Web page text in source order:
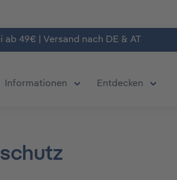
49€ | Versand nach DE & AT
der Kategorie Produkte
Dropdown der Kategorie Deals
Informationen
Öffne oder Schließe
Entdecken
Öffne